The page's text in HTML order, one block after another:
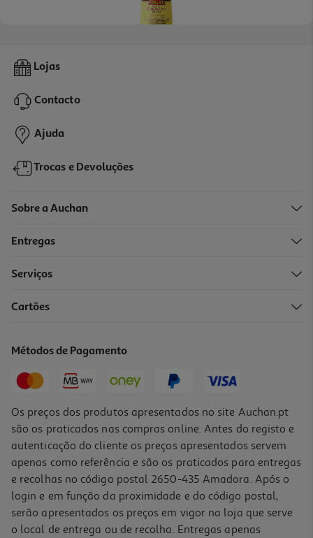
Chouriço Argal Regio Ouro Kg
21,99 €
Lojas
Contacto
Ajuda
Trocas e Devoluções
Sobre a Auchan
Entregas
Serviços
Cartões
Métodos de Pagamento
Os preços dos produtos apresentados no site Auchan.pt
são os praticados nas compras online. Antes do registo e
autenticação do cliente os preços apresentados servem
apenas como referência e são os praticados para entregas
e recolhas no código postal 2650-435 Amadora. Após o
login e em função da proximidade e do código postal,
serão apresentados os preços em vigor na loja que serve
o local de entrega ou de recolha. Entregas apenas